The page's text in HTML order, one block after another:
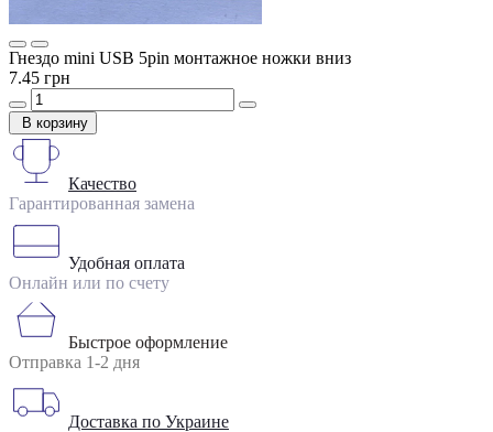
Гнездо mini USB 5pin монтажное ножки вниз
7.45 грн
В корзину
Качество
Гарантированная замена
Удобная оплата
Онлайн или по счету
Быстрое оформление
Отправка 1-2 дня
Доставка по Украине